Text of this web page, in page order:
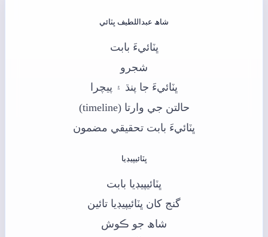
شاھ عبداللطيف ڀٽائي
ڀٽائيءَ بابت
شجرو
ڀٽائيءَ جا پنڌ ۽ پيچرا
حالتن جي وارتا (timeline)
ڀٽائيءَ بابت تحقيقي مضمون
ڀٽائيپيڊيا
ڀٽائيپيڊيا بابت
گنج کان ڀٽائيپيڊيا تائين
شاھ جو ڪوش